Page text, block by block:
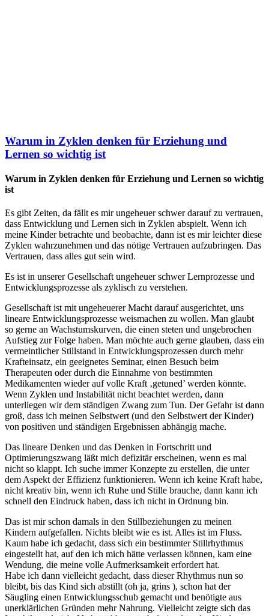
Warum in Zyklen denken für Erziehung und
Lernen so wichtig ist
Warum in Zyklen denken für Erziehung und Lernen so wichtig
ist
Es gibt Zeiten, da fällt es mir ungeheuer schwer darauf zu vertrauen,
dass Entwicklung und Lernen sich in Zyklen abspielt. Wenn ich
meine Kinder betrachte und beobachte, dann ist es mir leichter diese
Zyklen wahrzunehmen und das nötige Vertrauen aufzubringen. Das
Vertrauen, dass alles gut sein wird.
Es ist in unserer Gesellschaft ungeheuer schwer Lernprozesse und
Entwicklungsprozesse als zyklisch zu verstehen.
Gesellschaft ist mit ungeheuerer Macht darauf ausgerichtet, uns
lineare Entwicklungsprozesse weismachen zu wollen. Man glaubt
so gerne an Wachstumskurven, die einen steten und ungebrochen
Aufstieg zur Folge haben. Man möchte auch gerne glauben, dass ein
vermeintlicher Stillstand in Entwicklungsprozessen durch mehr
Krafteinsatz, ein geeignetes Seminar, einen Besuch beim
Therapeuten oder durch die Einnahme von bestimmten
Medikamenten wieder auf volle Kraft ‚getuned’ werden könnte.
Wenn Zyklen und Instabilität nicht beachtet werden, dann
unterliegen wir dem ständigen Zwang zum Tun. Der Gefahr ist dann
groß, dass ich meinen Selbstwert (und den Selbstwert der Kinder)
von positiven und ständigen Ergebnissen abhängig mache.
Das lineare Denken und das Denken in Fortschritt und
Optimierungszwang läßt mich defizitär erscheinen, wenn es mal
nicht so klappt. Ich suche immer Konzepte zu erstellen, die unter
dem Aspekt der Effizienz funktionieren. Wenn ich keine Kraft habe,
nicht kreativ bin, wenn ich Ruhe und Stille brauche, dann kann ich
schnell den Eindruck haben, dass ich nicht in Ordnung bin.
Das ist mir schon damals in den Stillbeziehungen zu meinen
Kindern aufgefallen. Nichts bleibt wie es ist. Alles ist im Fluss.
Kaum habe ich gedacht, dass sich ein bestimmter Stillrhythmus
eingestellt hat, auf den ich mich hätte verlassen können, kam eine
Wendung, die meine volle Aufmerksamkeit erfordert hat.
Habe ich dann vielleicht gedacht, dass dieser Rhythmus nun so
bleibt, bis das Kind sich abstillt (oh ja, grins ), schon hat der
Säugling einen Entwicklungsschub gemacht und benötigte aus
unerklärlichen Gründen mehr Nahrung. Vielleicht zeigte sich das